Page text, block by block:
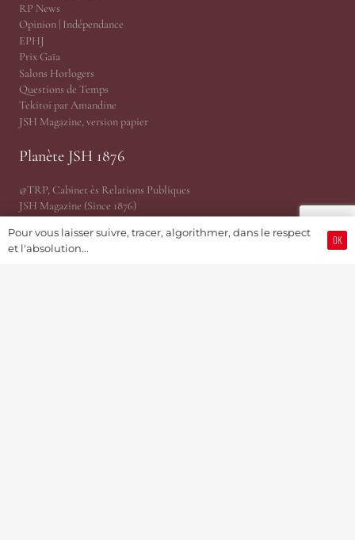
RP News
Opinion | Indépendance
EPHJ
Prix Gaïa
Salons Horlogers
Questions de Temps
Tekitoi par Amandine
JSH Magazine, version papier
Planète JSH 1876
@TRP, Cabinet ès Relations Publiques
JSH Magazine (Since 1876)
ProWatCH Opérations
TàG Press +41, News Agency
Pour vous laisser suivre, tracer, algorithmer, dans le respect
et l'absolution...
OK